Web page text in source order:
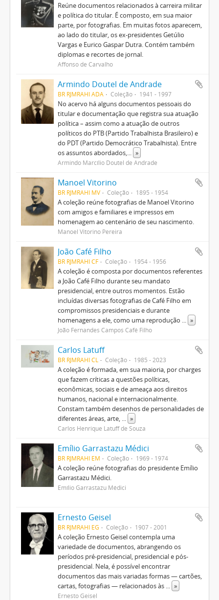
Reúne documentos relacionados à carreira militar
e política do titular. É composto, em sua maior
parte, por fotografias. Em muitas fotos aparecem,
ao lado do titular, os ex-presidentes Getúlio
Vargas e Eurico Gaspar Dutra. Contém também
diplomas e recortes de jornal.
Affonso de Carvalho
Armindo Doutel de Andrade
BR RJMRAHI ADA Coleção 1941 - 1997
No acervo há alguns documentos pessoais do
titular e documentação que registra sua atuação
política – assim como a atuação de outros
políticos do PTB (Partido Trabalhista Brasileiro) e
do PDT (Partido Democrático Trabalhista). Entre
os assuntos abordados,... »
Armindo Marcílio Doutel de Andrade
Manoel Vitorino
BR RJMRAHI MV Coleção 1895 - 1954
A coleção reúne fotografias de Manoel Vitorino
com amigos e familiares e impressos em
homenagem ao centenário de seu nascimento.
Manoel Vitorino Pereira
João Café Filho
BR RJMRAHI CF Coleção 1954 - 1956
A coleção é composta por documentos referentes
a João Café Filho durante seu mandato
presidencial, entre outros momentos. Estão
incluídas diversas fotografias de Café Filho em
compromissos presidenciais e durante
homenagens a ele, como uma reprodução ... »
João Fernandes Campos Café Filho
Carlos Latuff
BR RJMRAHI CL Coleção 1985 - 2023
A coleção é formada, em sua maioria, por charges
que fazem críticas a questões políticas,
econômicas, sociais e de ameaça aos direitos
humanos, nacional e internacionalmente.
Constam também desenhos de personalidades de
diferentes áreas, arte, ... »
Carlos Henrique Latuff de Souza
Emílio Garrastazu Médici
BR RJMRAHI EM Coleção 1969 - 1974
A coleção reúne fotografias do presidente Emílio
Garrastazu Médici.
Emílio Garrastazu Médici
Ernesto Geisel
BR RJMRAHI EG Coleção 1907 - 2001
A coleção Ernesto Geisel contempla uma
variedade de documentos, abrangendo os
períodos pré-presidencial, presidencial e pós-
presidencial. Nela, é possível encontrar
documentos das mais variadas formas — cartões,
cartas, fotografias — relacionados às ... »
Ernesto Geisel